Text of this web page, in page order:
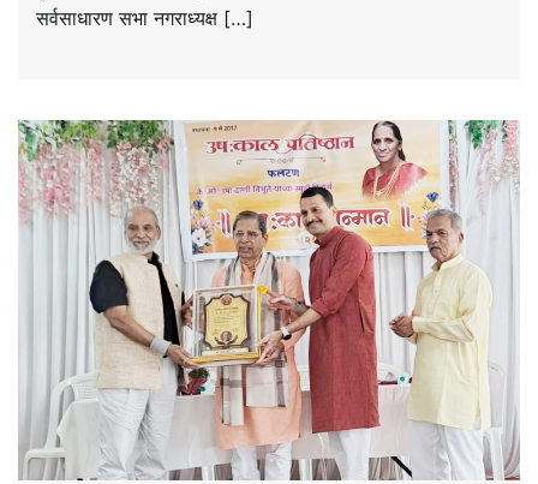
सर्वसाधारण सभा नगराध्यक्ष […]